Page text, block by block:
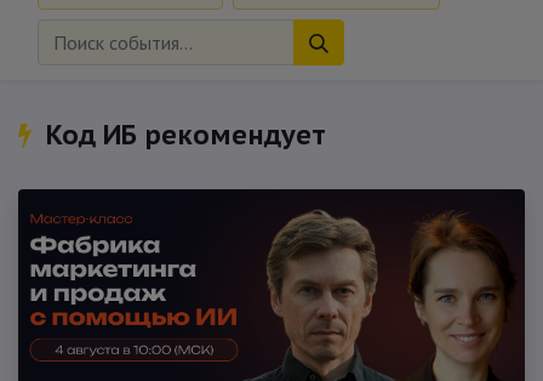
Код ИБ рекомендует